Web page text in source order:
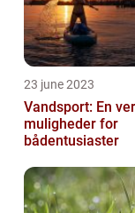
23 june 2023
Vandsport: En
muligheder for
bådentusiaster